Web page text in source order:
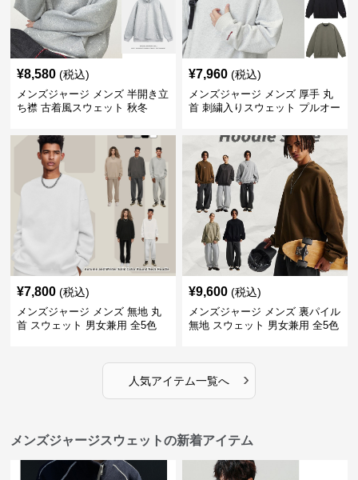
¥8,580 (税込)
メンズジャージ メンズ 半開き立
ち襟 古着風スウェット 秋冬
¥7,960 (税込)
メンズジャージ メンズ 厚手 丸
首 刺繍入りスウェット プルオー
¥7,800 (税込)
メンズジャージ メンズ 無地 丸
首 スウェット 男女兼用 全5色
¥9,600 (税込)
メンズジャージ メンズ 裏パイル
無地 スウェット 男女兼用 全5色
人気アイテム一覧へ ›
メンズジャージスウェットの新着アイテム